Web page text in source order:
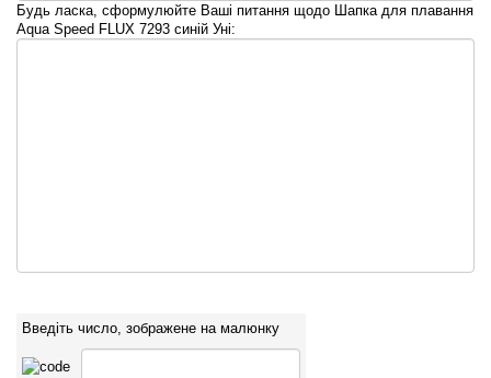
Будь ласка, сформулюйте Ваші питання щодо Шапка для плавання
Aqua Speed FLUX 7293 синій Уні:
Введіть число, зображене на малюнку